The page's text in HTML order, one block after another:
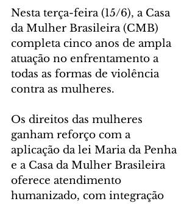
Nesta terça-feira (15/6), a Casa
da Mulher Brasileira (CMB)
completa cinco anos de ampla
atuação no enfrentamento a
todas as formas de violência
contra as mulheres.
Os direitos das mulheres
ganham reforço com a
aplicação da lei Maria da Penha
e a Casa da Mulher Brasileira
oferece atendimento
humanizado, com integração